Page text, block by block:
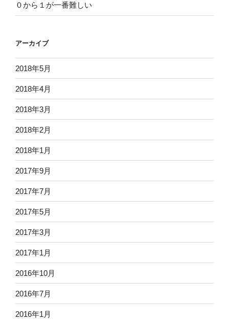
０から１が一番難しい
アーカイブ
2018年5月
2018年4月
2018年3月
2018年2月
2018年1月
2017年9月
2017年7月
2017年5月
2017年3月
2017年1月
2016年10月
2016年7月
2016年1月